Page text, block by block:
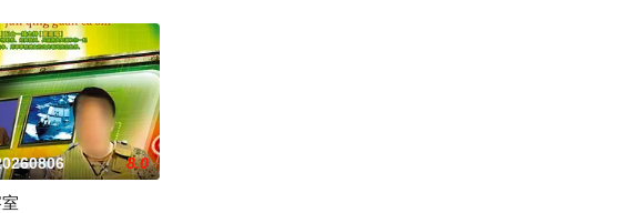
8.0